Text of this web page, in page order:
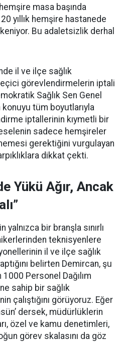
masa başında
yıllık hemşire hastanede
Bu adaletsizlik derhal
il ve ilçe sağlık
görevlendirmelerin iptali
Sağlık Sen Genel
konuyu tüm boyutlarıyla
iptallerinin kıymetli bir
sadece hemşireler
gerektiğini vurgulayan
dikkat çekti.
Yükü Ağır, Ancak
bir branşla sınırlı
teknisyenlere
il ve ilçe sağlık
belirten Demircan, şu
1000 Personel Dağılım
sahip bir sağlık
çalıştığını görüyoruz. Eğer
dersek, müdürlüklerin
özel ve kamu denetimleri,
görev skalasını da göz